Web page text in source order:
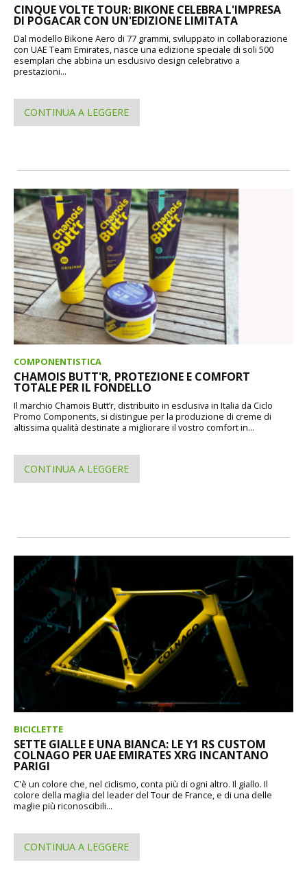
CINQUE VOLTE TOUR: BIKONE CELEBRA L'IMPRESA
DI POGACAR CON UN'EDIZIONE LIMITATA
Dal modello Bikone Aero di 77 grammi, sviluppato in collaborazione
con UAE Team Emirates, nasce una edizione speciale di soli 500
esemplari che abbina un esclusivo design celebrativo a
prestazioni...
CONTINUA A LEGGERE
COMPONENTISTICA
CHAMOIS BUTT'R, PROTEZIONE E COMFORT
TOTALE PER IL FONDELLO
Il marchio Chamois Butt’r, distribuito in esclusiva in Italia da Ciclo
Promo Components, si distingue per la produzione di creme di
altissima qualità destinate a migliorare il vostro comfort in...
CONTINUA A LEGGERE
BICICLETTE
SETTE GIALLE E UNA BIANCA: LE Y1 RS CUSTOM
COLNAGO PER UAE EMIRATES XRG INCANTANO
PARIGI
C'è un colore che, nel ciclismo, conta più di ogni altro. Il giallo. Il
colore della maglia del leader del Tour de France, e di una delle
maglie più riconoscibili...
CONTINUA A LEGGERE